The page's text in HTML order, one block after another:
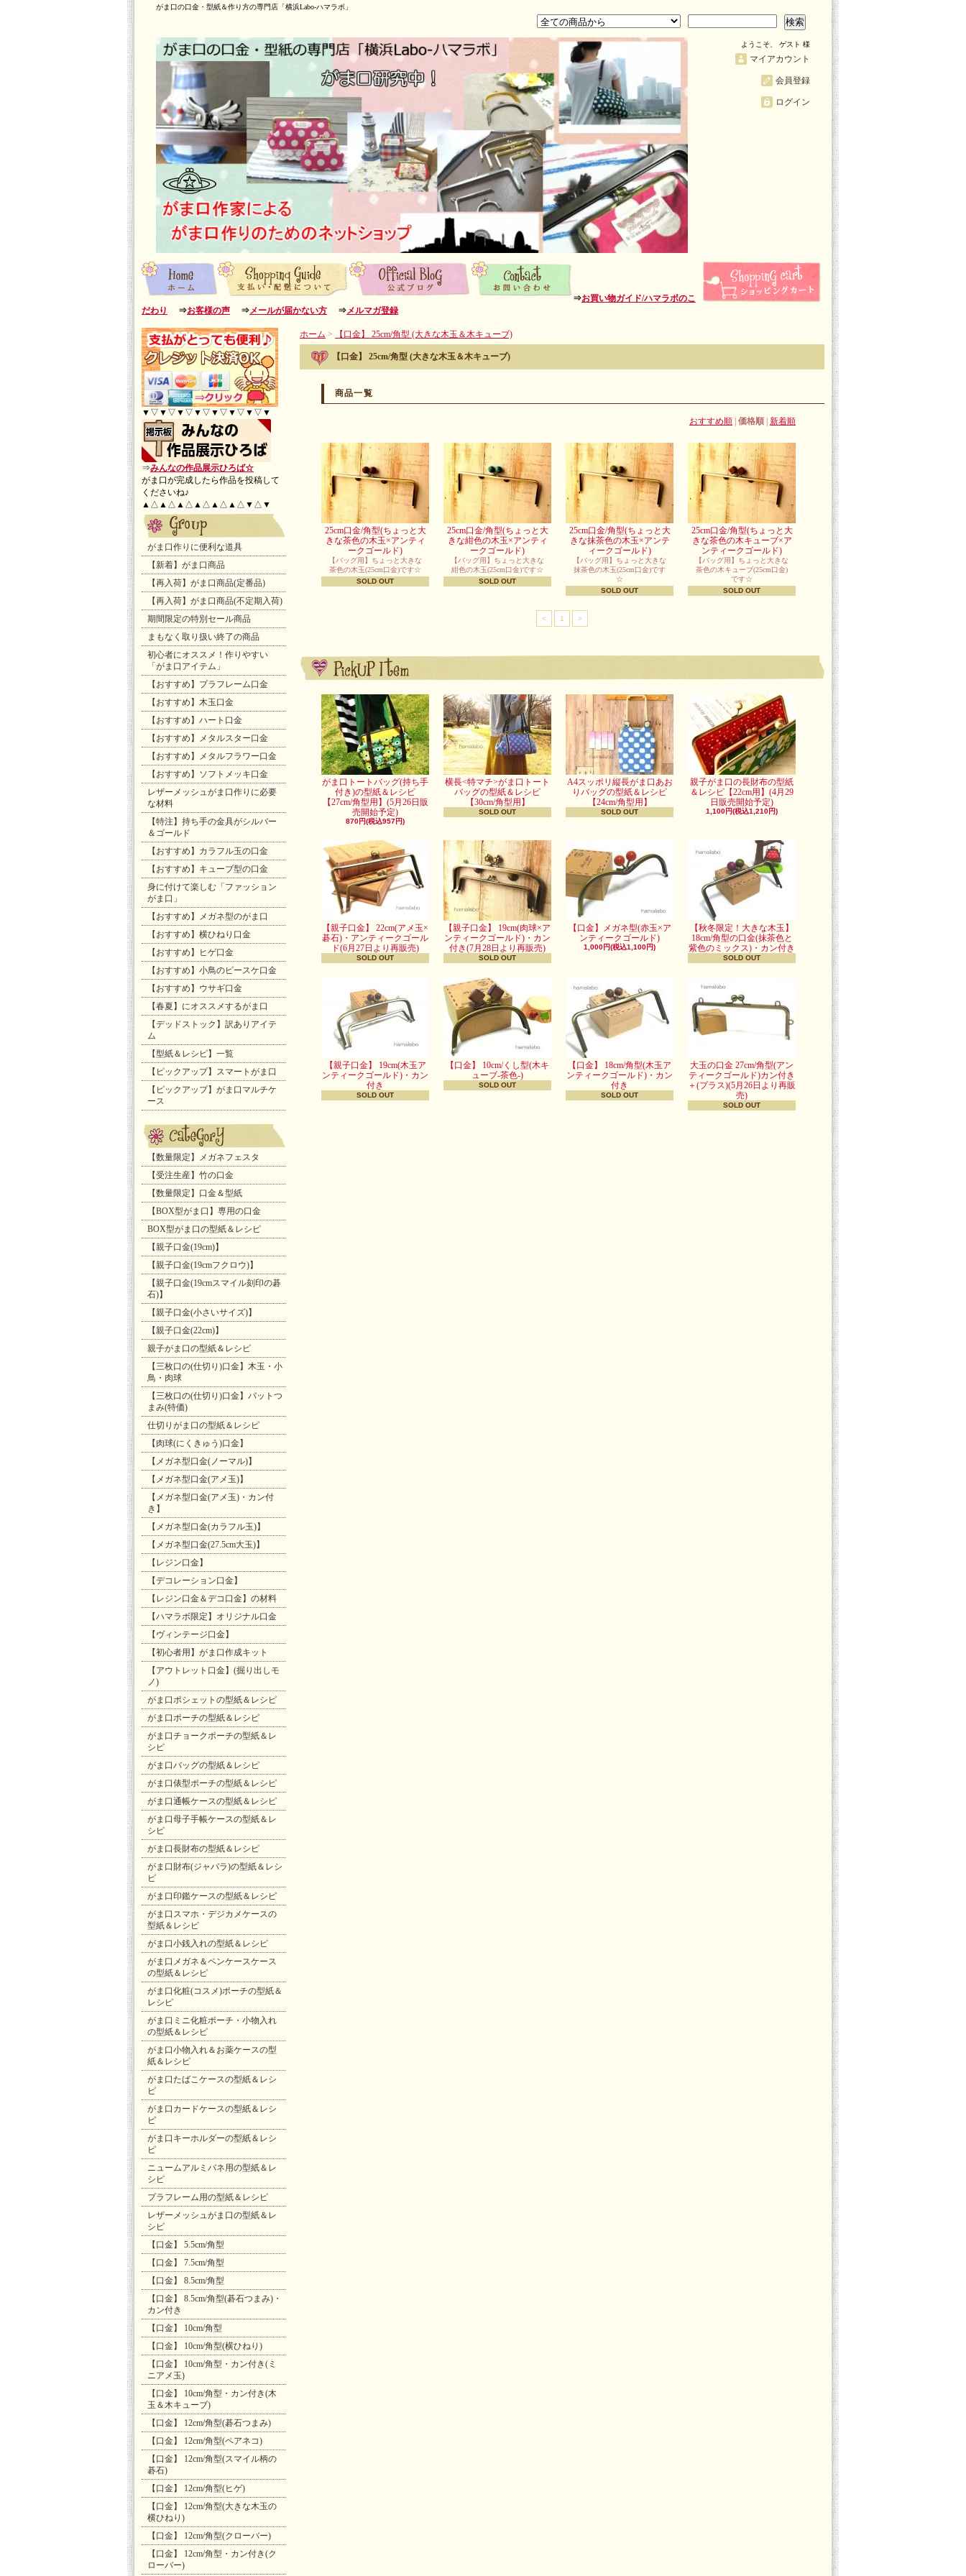
がま口の口金・型紙＆作り方の専門店「横浜Labo-ハマラボ」
検索
ようこそ、 ゲスト 様
マイアカウント
会員登録
ログイン
⇒お買い物ガイド/ハマラボのこ
だわり
⇒お客様の声 ⇒メールが届かない方 ⇒メルマガ登録
▼▽▼▽▼▽▼▽▼▽▼▽▼▽▼
⇒みんなの作品展示ひろば☆
がま口が完成したら作品を投稿して
くださいね♪
▲△▲△▲△▲△▲△▲△▼△▼
がま口作りに便利な道具
【新着】がま口商品
【再入荷】がま口商品(定番品)
【再入荷】がま口商品(不定期入荷)
期間限定の特別セール商品
まもなく取り扱い終了の商品
初心者にオススメ！作りやすい
「がま口アイテム」
【おすすめ】プラフレーム口金
【おすすめ】木玉口金
【おすすめ】ハート口金
【おすすめ】メタルスター口金
【おすすめ】メタルフラワー口金
【おすすめ】ソフトメッキ口金
レザーメッシュがま口作りに必要
な材料
【特注】持ち手の金具がシルバー
＆ゴールド
【おすすめ】カラフル玉の口金
【おすすめ】キューブ型の口金
身に付けて楽しむ「ファッション
がま口」
【おすすめ】メガネ型のがま口
【おすすめ】横ひねり口金
【おすすめ】ヒゲ口金
【おすすめ】小鳥のピースケ口金
【おすすめ】ウサギ口金
【春夏】にオススメするがま口
【デッドストック】訳ありアイテ
ム
【型紙＆レシピ】一覧
【ピックアップ】スマートがま口
【ピックアップ】がま口マルチケ
ース
【数量限定】メガネフェスタ
【受注生産】竹の口金
【数量限定】口金＆型紙
【BOX型がま口】専用の口金
BOX型がま口の型紙＆レシピ
【親子口金(19cm)】
【親子口金(19cmフクロウ)】
【親子口金(19cmスマイル刻印の碁
石)】
【親子口金(小さいサイズ)】
【親子口金(22cm)】
親子がま口の型紙＆レシピ
【三枚口の(仕切り)口金】木玉・小
鳥・肉球
【三枚口の(仕切り)口金】バットつ
まみ(特価)
仕切りがま口の型紙＆レシピ
【肉球(にくきゅう)口金】
【メガネ型口金(ノーマル)】
【メガネ型口金(アメ玉)】
【メガネ型口金(アメ玉)・カン付
き】
【メガネ型口金(カラフル玉)】
【メガネ型口金(27.5cm大玉)】
【レジン口金】
【デコレーション口金】
【レジン口金＆デコ口金】の材料
【ハマラボ限定】オリジナル口金
【ヴィンテージ口金】
【初心者用】がま口作成キット
【アウトレット口金】(掘り出しモ
ノ)
がま口ポシェットの型紙＆レシピ
がま口ポーチの型紙＆レシピ
がま口チョークポーチの型紙＆レ
シピ
がま口バッグの型紙＆レシピ
がま口俵型ポーチの型紙＆レシピ
がま口通帳ケースの型紙＆レシピ
がま口母子手帳ケースの型紙＆レ
シピ
がま口長財布の型紙＆レシピ
がま口財布(ジャバラ)の型紙＆レシ
ピ
がま口印鑑ケースの型紙＆レシピ
がま口スマホ・デジカメケースの
型紙＆レシピ
がま口小銭入れの型紙＆レシピ
がま口メガネ＆ペンケースケース
の型紙＆レシピ
がま口化粧(コスメ)ポーチの型紙＆
レシピ
がま口ミニ化粧ポーチ・小物入れ
の型紙＆レシピ
がま口小物入れ＆お薬ケースの型
紙＆レシピ
がま口たばこケースの型紙＆レシ
ピ
がま口カードケースの型紙＆レシ
ピ
がま口キーホルダーの型紙＆レシ
ピ
ニュームアルミバネ用の型紙＆レ
シピ
プラフレーム用の型紙＆レシピ
レザーメッシュがま口の型紙＆レ
シピ
【口金】 5.5cm/角型
【口金】 7.5cm/角型
【口金】 8.5cm/角型
【口金】 8.5cm/角型(碁石つまみ)・
カン付き
【口金】 10cm/角型
【口金】 10cm/角型(横ひねり)
【口金】 10cm/角型・カン付き(ミ
ニアメ玉)
【口金】 10cm/角型・カン付き(木
玉＆木キューブ)
【口金】 12cm/角型(碁石つまみ)
【口金】 12cm/角型(ペアネコ)
【口金】 12cm/角型(スマイル柄の
碁石)
【口金】 12cm/角型(ヒゲ)
【口金】 12cm/角型(大きな木玉の
横ひねり)
【口金】 12cm/角型(クローバー)
【口金】 12cm/角型・カン付き(ク
ローバー)
ホーム > 【口金】 25cm/角型 (大きな木玉＆木キューブ)
【口金】 25cm/角型 (大きな木玉＆木キューブ)
商品一覧
おすすめ順 価格順 新着順
25cm口金/角型(ちょっと大
きな茶色の木玉×アンティ
ークゴールド)
【バッグ用】ちょっと大きな
茶色の木玉(25cm口金)です☆
SOLD OUT
25cm口金/角型(ちょっと大
きな紺色の木玉×アンティ
ークゴールド)
【バッグ用】ちょっと大きな
紺色の木玉(25cm口金)です☆
SOLD OUT
25cm口金/角型(ちょっと大
きな抹茶色の木玉×アンテ
ィークゴールド)
【バッグ用】ちょっと大きな
抹茶色の木玉(25cm口金)です
☆
SOLD OUT
25cm口金/角型(ちょっと大
きな茶色の木キューブ×ア
ンティークゴールド)
【バッグ用】ちょっと大きな
茶色の木キューブ(25cm口金)
です☆
SOLD OUT
< 1 >
がま口トートバッグ(持ち手
付き)の型紙＆レシピ
【27cm/角型用】(5月26日販
売開始予定)
870円(税込957円)
横長<特マチ>がま口トート
バッグの型紙＆レシピ
【30cm/角型用】
SOLD OUT
A4スッポリ縦長がま口あお
りバッグの型紙＆レシピ
【24cm/角型用】
SOLD OUT
親子がま口の長財布の型紙
＆レシピ【22cm用】(4月29
日販売開始予定)
1,100円(税込1,210円)
【親子口金】 22cm(アメ玉×
碁石)・アンティークゴール
ド(6月27日より再販売)
SOLD OUT
【親子口金】 19cm(肉球×ア
ンティークゴールド)・カン
付き(7月28日より再販売)
SOLD OUT
【口金】メガネ型(赤玉×ア
ンティークゴールド)
1,000円(税込1,100円)
【秋冬限定！大きな木玉】
18cm/角型の口金(抹茶色と
紫色のミックス)・カン付き
SOLD OUT
【親子口金】 19cm(木玉ア
ンティークゴールド)・カン
付き
SOLD OUT
【口金】 10cm/くし型(木キ
ューブ-茶色-)
SOLD OUT
【口金】 18cm/角型(木玉ア
ンティークゴールド)・カン
付き
SOLD OUT
大玉の口金 27cm/角型(アン
ティークゴールド)カン付き
＋(プラス)(5月26日より再販
売)
SOLD OUT